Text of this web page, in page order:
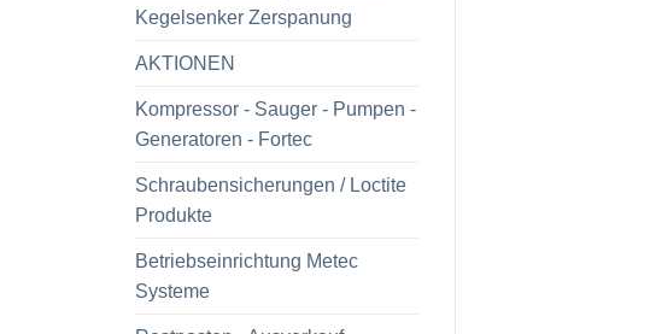
Kegelsenker Zerspanung
AKTIONEN
Kompressor - Sauger - Pumpen -
Generatoren - Fortec
Schraubensicherungen / Loctite
Produkte
Betriebseinrichtung Metec
Systeme